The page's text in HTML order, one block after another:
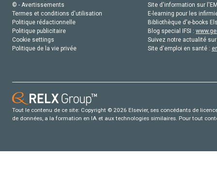
© - Avertissements
Termes et conditions d'utilisation
Politique rédactionnelle
Politique publicitaire
Cookie settings
Politique de la vie privée
Site d'information sur
E-learning pour les
Bibliothèque d'e-books
Blog special IFSI :
Suivez notre actualité
Site d'emploi en santé :
Tout le contenu de ce site: Copyright © 2026 Elsevier, ses concédants de
de données, a la formation en IA et aux technologies similaires. Pour tout